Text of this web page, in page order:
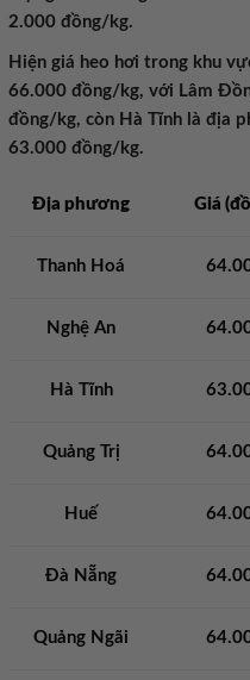
2.000 đồng/kg.
Hiện giá heo hơi trong khu
66.000 đồng/kg, với Lâm
đồng/kg, còn Hà Tĩnh là địa
63.000 đồng/kg.
Địa phương Giá
Thanh Hoá
Nghệ An
Hà Tĩnh
Quảng Trị
Huế
Đà Nẵng
Quảng Ngãi